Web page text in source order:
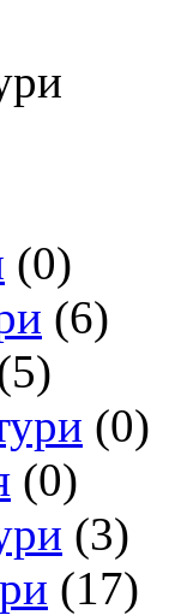
(0)
(6)
(0)
(0)
(3)
(17)